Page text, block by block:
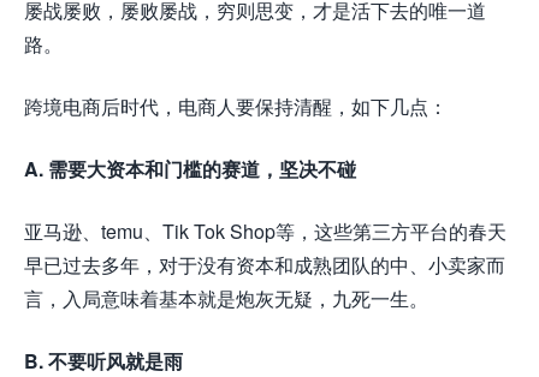
屡战屡败，屡败屡战，穷则思变，才是活下去的唯一道
路。
跨境电商后时代， 电商人要保持清醒，如下几点：
A. 需要大资本和门槛的赛道，坚决不碰
亚马逊、temu、Tik Tok Shop等，这些第三方平台的春天
早已过去多年，对于没有资本和成熟团队的中、小卖家而
言，入局意味着基本就是炮灰无疑，九死一生。
B. 不要听风就是雨